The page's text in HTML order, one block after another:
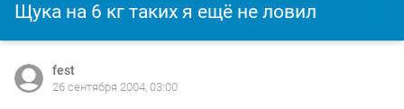
Щука на 6 кг таких я ещё не ловил
fest
26 сентября 2004, 03:00